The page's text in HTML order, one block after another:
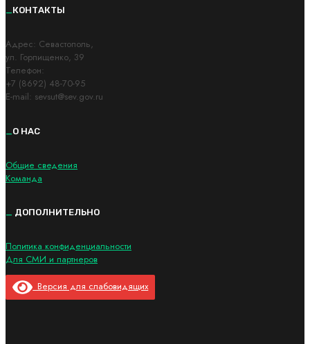
КОНТАКТЫ
Адрес: Cевастополь,
ул. Горпищенко, 39
Телефон:
+7 (8692) 48-70-95
E-mail: sevsut@sev.gov.ru
О НАС
Общие сведения
Команда
_ ДОПОЛНИТЕЛЬНО
Политика конфиденциальности
Для СМИ и партнеров
Версия для слабовидящих